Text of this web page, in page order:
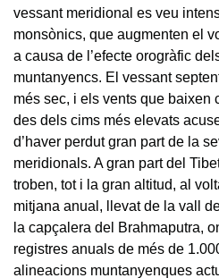
vessant meridional es veu
monsònics, que augmenten el
a causa de l’efecte orogràfic
muntanyencs. El vessant
més sec, i els vents que baixen
des dels cims més elevats
d’haver perdut gran part de la
meridionals. A gran part del
troben, tot i la gran altitud, al
mitjana anual, llevat de la vall
la capçalera del Brahmaputra,
registres anuals de més de
alineacions muntanyenques